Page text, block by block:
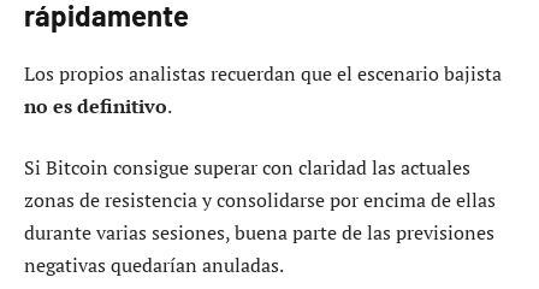
rápidamente
Los propios analistas recuerdan que el escenario bajista
no es definitivo.
Si Bitcoin consigue superar con claridad las actuales
zonas de resistencia y consolidarse por encima de ellas
durante varias sesiones, buena parte de las previsiones
negativas quedarían anuladas.